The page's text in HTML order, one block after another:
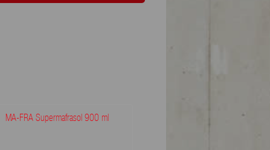
MA-FRA Supermafrasol 900 ml